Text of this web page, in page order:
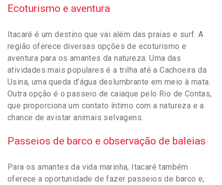
Ecoturismo e aventura
Itacaré é um destino que vai além das praias e surf. A
região oferece diversas opções de ecoturismo e
aventura para os amantes da natureza. Uma das
atividades mais populares é a trilha até a Cachoeira da
Usina, uma queda d’água deslumbrante em meio à mata.
Outra opção é o passeio de caiaque pelo Rio de Contas,
que proporciona um contato íntimo com a natureza e a
chance de avistar animais selvagens.
Passeios de barco e observação de baleias
Para os amantes da vida marinha, Itacaré também
oferece a oportunidade de fazer passeios de barco e,